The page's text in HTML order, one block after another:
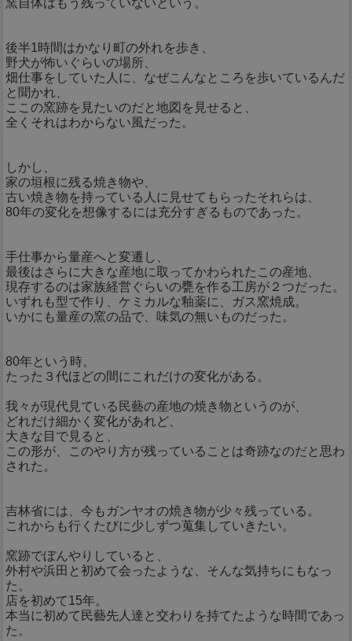
窯自体はもう残っていないという。
後半1時間はかなり町の外れを歩き、
野犬が怖いぐらいの場所、
畑仕事をしていた人に、なぜこんなところを歩いているんだ
と聞かれ、
ここの窯跡を見たいのだと地図を見せると、
全くそれはわからない風だった。
しかし、
家の垣根に残る焼き物や、
古い焼き物を持っている人に見せてもらったそれらは、
80年の変化を想像するには充分すぎるものであった。
手仕事から量産へと変遷し、
最後はさらに大きな産地に取ってかわられたこの産地、
現存するのは家族経営ぐらいの甕を作る工房が２つだった。
いずれも型で作り、ケミカルな釉薬に、ガス窯焼成。
いかにも量産の窯の品で、味気の無いものだった。
80年という時。
たった３代ほどの間にこれだけの変化がある。
我々が現代見ている民藝の産地の焼き物というのが、
どれだけ細かく変化があれど、
大きな目で見ると、
この形が、このやり方が残っていることは奇跡なのだと思わ
された。
吉林省には、今もガンヤオの焼き物が少々残っている。
これからも行くたびに少しずつ蒐集していきたい。
窯跡でぼんやりしていると、
外村や浜田と初めて会ったような、そんな気持ちにもなっ
た。
店を初めて15年。
本当に初めて民藝先人達と交わりを持てたような時間であっ
た。